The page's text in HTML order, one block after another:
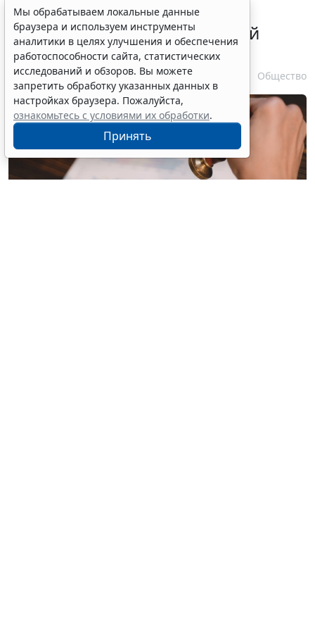
В ГПК РФ уточнили порядок
удостоверения доверенностей
находящихся в СИЗО лиц
7 августа 2026 11:56 Общество
Мы обрабатываем локальные данные
браузера и используем инструменты
аналитики в целях улучшения и обеспечения
работоспособности сайта, статистических
исследований и обзоров. Вы можете
запретить обработку указанных данных в
настройках браузера. Пожалуйста,
ознакомьтесь с условиями их обработки.
Принять